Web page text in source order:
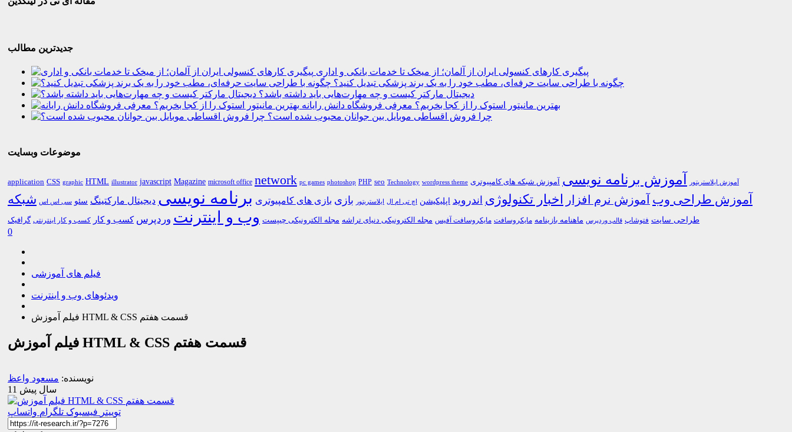
جدیدترین مطالب
پیگیری کارهای کنسولی ایران از آلمان؛ از میخک تا خدمات بانکی و اداری
چگونه با طراحی سایت حرفه‌ای، مطب خود را به یک برند پزشکی تبدیل کنید؟
دیجیتال مارکتر کیست و چه مهارت‌هایی باید داشته باشد؟
بهترین مانیتور استوک را از کجا بخریم؟ معرفی فروشگاه دانش رایانه
چرا فروش اقساطی موبایل بین جوانان محبوب شده است؟
موضوعات وبسایت
application CSS graphic HTML illustrator javascript Magazine microsoft office network pc games photoshop PHP seo Technology wordpress theme آموزش ایلاستریتور آموزش برنامه نویسی آموزش شبکه های کامپیوتری
آموزش طراحی وب آموزش نرم افزار اخبار تکنولوژی اندروید اپلیکیشن اچ تی ام ال ایلاستریتور بازی بازی های کامپیوتری برنامه نویسی دیجیتال مارکتینگ سئو سی اس اس شبکه
طراحی سایت فتوشاپ قالب وردپرس ماهنامه بازینامه مایکروسافت مایکروسافت آفیس مجله الکترونیکی دنیای تراشه مجله الکترونیکی چیپست وب و اینترنت وردپرس کسب و کار کسب و کار اینترنتی گرافیک
0
فیلم های آموزشی
ویدئوهای وب و اینترنت
فیلم آموزش HTML & CSS قسمت هفتم
فیلم آموزش HTML & CSS قسمت هفتم
نویسنده: مسعود واعظ
11 سال پیش
توییتر فیسبوک تلگرام واتساپ